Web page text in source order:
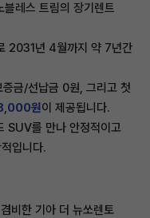
블레스 트림의 장기렌트
2031년 4월까지 약 7년간
증금/선납금 0원, 그리고 첫
원이 제공됩니다.
SUV를 만나 안정적이고
입니다.
비한 기아 더 뉴쏘렌토